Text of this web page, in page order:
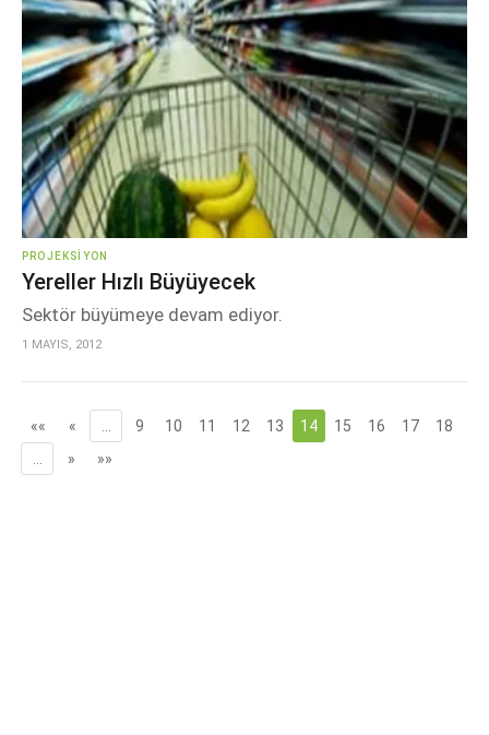
PROJEKSIYON
Yereller Hızlı Büyüyecek
Sektör büyümeye devam ediyor.
1 MAYIS, 2012
«« « 9 10 11 12 13 14 15 16 17
18
» »»